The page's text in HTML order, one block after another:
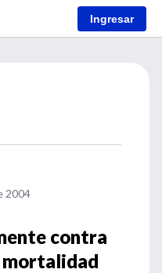
Ingresar
2004
contra
mortalidad